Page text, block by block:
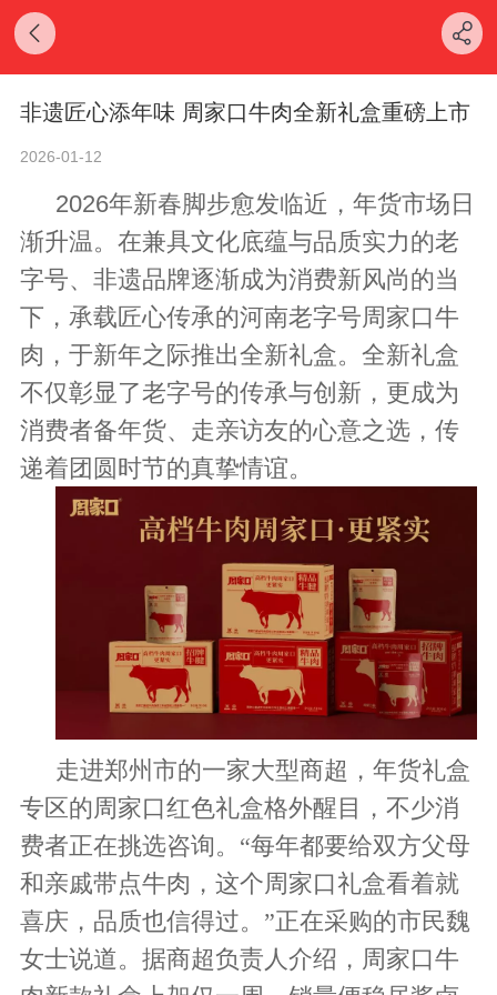
非遗匠心添年味 周家口牛肉全新礼盒重磅上市
2026-01-12
2026年新春脚步愈发临近，年货市场日
渐升温。在兼具文化底蕴与品质实力的老
字号、非遗品牌逐渐成为消费新风尚的当
下，承载匠心传承的河南老字号周家口牛
肉，于新年之际推出全新礼盒。全新礼盒
不仅彰显了老字号的传承与创新，更成为
消费者备年货、走亲访友的心意之选，传
递着团圆时节的真挚情谊。
走进郑州市的一家大型商超，年货礼盒
专区的周家口红色礼盒格外醒目，不少消
费者正在挑选咨询。 “每年都要给双方父母
和亲戚带点牛肉 ，这个周家口礼盒看着就
喜庆， 品质也信得过。 ”正在采购的市民魏
女士说道。据商超负责人介绍，周家口牛